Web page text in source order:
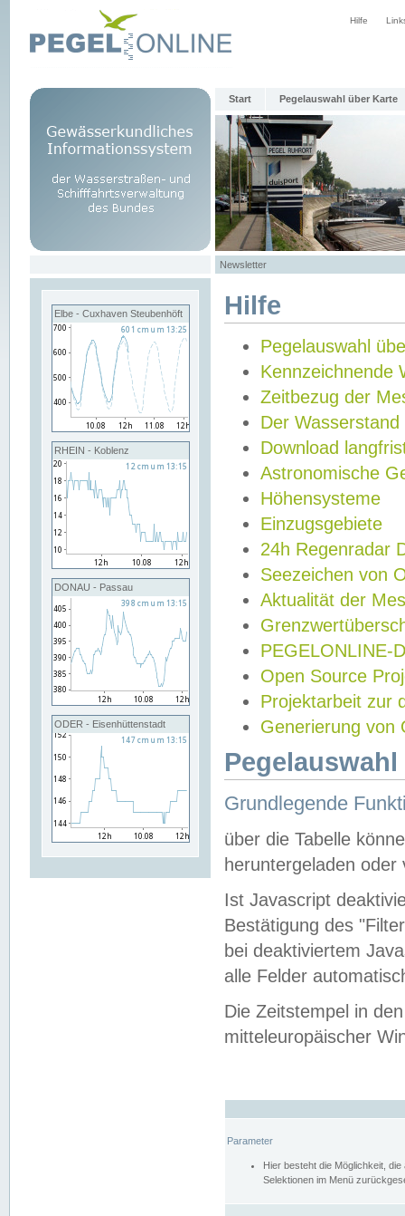
Hilfe
Start Pegelauswahl über Karte
Newsletter
Elbe - Cuxhaven Steubenhöft
RHEIN - Koblenz
DONAU - Passau
ODER - Eisenhüttenstadt
Hilfe
Pegelauswahl
Kennzeichnende
Zeitbezug der
Der Wasserstand
Download
Astronomische
Höhensysteme
Einzugsgebiete
24h Regenradar
Seezeichen von
Aktualität der
PEGELONLINE-
Open Source
Projektarbeit zur
Generierung von
Grundlegende
über die Tabelle
heruntergeladen oder
Ist Javascript
Bestätigung des
bei deaktiviertem
alle Felder
Die Zeitstempel in
mitteleuropäischer
Parameter
Hier besteht die Möglichkeit,
Selektionen im Menü